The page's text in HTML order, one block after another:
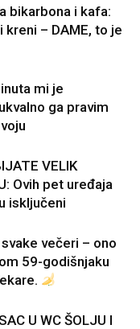
bikarbona i kafa:
– DAME, to je
mi je
ga pravim
VELIK
Ovih pet uređaja
isključeni
večeri – ono
59-godišnjaku
U WC ŠOLJU I